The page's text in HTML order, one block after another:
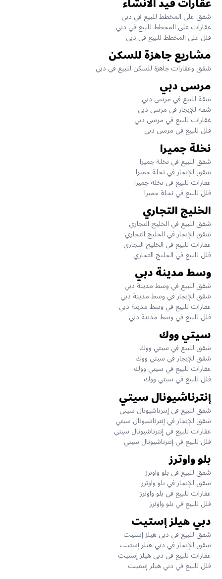
شقق على المخطط للبيع في دبي
عقارات على المخطط للبيع في دبي
فلل على المخطط للبيع في دبي
مشاريع جاهزة للسكن
شقق وعقارات جاهزة للسكن للبيع في دبي
مرسى دبي
شقة للبيع في مرسى دبي
شقة للإيجار في مرسى دبي
عقارات للبيع في مرسى دبي
فلل للبيع في مرسى دبي
نخلة جميرا
شقق للبيع في نخلة جميرا
شقق للإيجار في نخلة جميرا
عقارات للبيع في نخلة جميرا
فلل للبيع في نخلة جميرا
الخليج التجاري
شقق للبيع في الخليج التجاري
شقق للإيجار في الخليج التجاري
عقارات للبيع في الخليج التجاري
فلل للبيع في الخليج التجاري
وسط مدينة دبي
شقق للبيع في وسط مدينة دبي
شقق للإيجار في وسط مدينة دبي
عقارات للبيع في وسط مدينة دبي
فلل للبيع في وسط مدينة دبي
سيتي ووك
شقق للبيع في سيتي ووك
شقق للإيجار في سيتي ووك
عقارات للبيع في سيتي ووك
فلل للبيع في سيتي ووك
إنترناشيونال سيتي
شقق للبيع في إنترناشيونال سيتي
شقق للإيجار في إنترناشيونال سيتي
عقارات للبيع في إنترناشيونال سيتي
فلل للبيع في إنترناشيونال سيتي
بلو واوترز
شقق للبيع في بلو واوترز
شقق للإيجار في بلو واوترز
عقارات للبيع في بلو واوترز
فلل للبيع في بلو واوترز
دبي هيلز إستيت
شقق للبيع في دبي هيلز إستيت
شقق للإيجار في دبي هيلز إستيت
عقارات للبيع في دبي هيلز إستيت
فلل للبيع في دبي هيلز إستيت